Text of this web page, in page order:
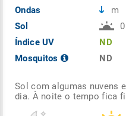
Ondas
Sol
Índice UV
Mosquitos
m
ND
ND
Sol com algumas nuvens
dia. À noite o tempo fica